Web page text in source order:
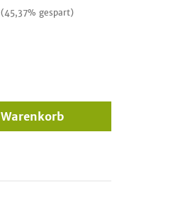
(45,37% gespart)
Warenkorb